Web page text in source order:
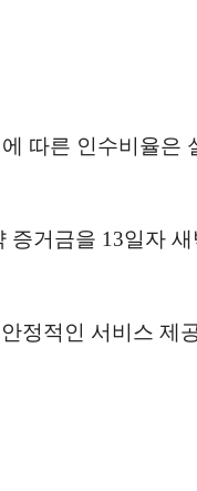
따른 인수비율은
거금을 13일자
정적인 서비스 제